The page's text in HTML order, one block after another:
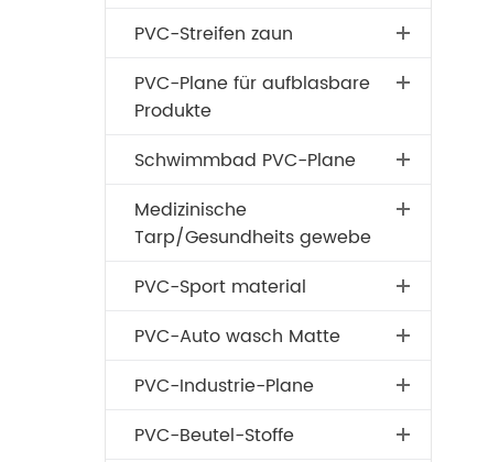
PVC-Streifen zaun
PVC-Plane für aufblasbare
Produkte
Schwimmbad PVC-Plane
Medizinische
Tarp/Gesundheits gewebe
PVC-Sport material
PVC-Auto wasch Matte
PVC-Industrie-Plane
PVC-Beutel-Stoffe